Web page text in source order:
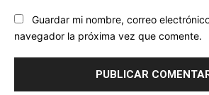
Guardar mi nombre, correo
navegador la próxima vez que comente.